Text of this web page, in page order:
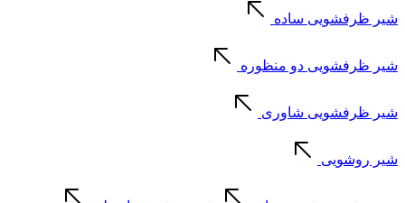
شیر ظرفشویی ساده
شیر ظرفشویی دو منظوره
شیر ظرفشویی شاوری
شیر روشویی